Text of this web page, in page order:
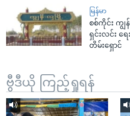
မြန်မာ
စစ်ကိုင်း ကျွ
ရှင်းလင်း ရ
တိမ်းရှောင်
ဗွီဒီယို ကြည့်ရှုရန်